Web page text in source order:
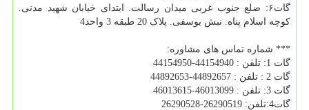
گات۶: ضلع جنوب غربی میدان رسالت. ابتدای خیابان شهید مدنی.
کوچه اسلام پناه. نبش یوسفی. پلاک 20 طبقه 3 واحد4
*** شماره تماس های مشاوره:
گات 1: تلفن : 44154940-44154950
گات 2 : تلفن : 44892657-44892653
گات 3: تلفن : 46013099-46013615
گات4:تلفن: 26290519-26290528